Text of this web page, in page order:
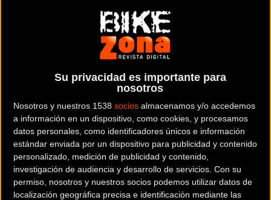
Su privacidad es importante para
nosotros
Nosotros y nuestros 1538 socios almacenamos y/o accedemos
a información en un dispositivo, como cookies, y procesamos
datos personales, como identificadores únicos e información
estándar enviada por un dispositivo para publicidad y contenido
personalizado, medición de publicidad y contenido,
investigación de audiencia y desarrollo de servicios. Con su
permiso, nosotros y nuestros socios podemos utilizar datos de
localización geográfica precisa e identificación mediante las
Tom Pidcock y Pauline
Ferrand-Prevot toman
Shimano Super Cup
Llega la primera prueba
de la Shimano Super
Cup Massi en La Nucía
MTB MTB